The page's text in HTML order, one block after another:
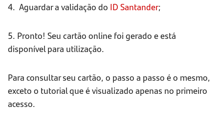
4. Aguardar a validação do ID Santander;
5. Pronto! Seu cartão online foi gerado e está
disponível para utilização.
Para consultar seu cartão, o passo a passo é o mesmo,
exceto o tutorial que é visualizado apenas no primeiro
acesso.